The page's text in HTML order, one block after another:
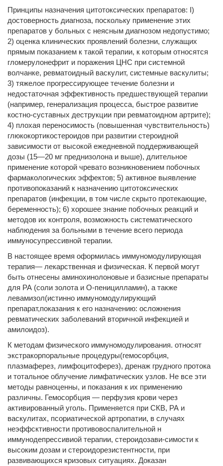
Принципы назначения цитотоксических препаратов: I)
достоверность диагноза, поскольку применение этих
препаратов у больных с неясным диагнозом недопустимо;
2) оценка клинических проявлений болезни, служащих
прямым показанием к такой терапии, к которым относятся
гломерулонефрит и поражения ЦНС при системной
волчанке, ревматоидный васкулит, системные васкулиты;
3) тяжелое прогрессирующее течение болезни и
недостаточная эффективность предшествующей терапии
(например, генерализация процесса, быстрое развитие
костно-суставных деструкции при ревматоидном артрите);
4) плохая переносимость (повышенная чувствительность)
глюкокортикостероидов при развитии стероидной
зависимости от высокой ежедневной поддерживающей
дозы (15—20 мг преднизолона и выше), длительное
применение которой чревато возникновением побочных
фармакологических эффектов; 5) активное выявление
противопоказаний к назначению цитотоксических
препаратов (инфекции, в том числе скрыто протекающие,
беременность); 6) хорошее знание побочных реакций и
методов их контроля, возможность систематического
наблюдения за больными в течение всего периода
иммуносупрессивной терапии.
В настоящее время оформилась иммуномодулирующая
терапия— лекарственная и физическая. К первой могут
быть отнесены аминохинолоновые и базисные препараты
для РА (соли золота и О-пеницилламин), а также
левамизол(истинно иммуномодулирующий
препарат,показания к его назначению: осложнения
ревматических заболеваний вторичной инфекцией и
амилоидоз).
К методам физического иммуномодулирования. относят
экстракорпоральные процедуры(гемосорбция,
плазмаферез, лимфоцитоферез), дренаж грудного протока
и тотальное облучение лимфатических узлов. Не все эти
методы равноценны, и показания к их применению
различны. Гемосорбция — перфузия крови через
активированный уголь. Применяется при СКВ, РА и
васкулитах, псориатической артропатии, в случаях
неэффсктивности противовоспалительной н
иммунодепрессивиой терапии, стероидозави-симости к
высоким дозам и стероидорезистентности, при
развивающихся кризовых ситуациях. Доказан